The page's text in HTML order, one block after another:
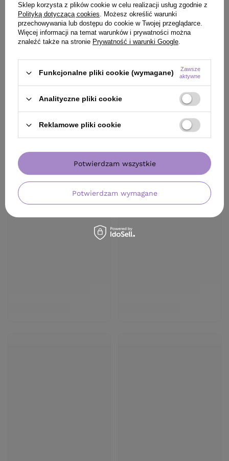
ZADAJ PYTANIE
OPINIE (0)
Sklep korzysta z plików cookie w celu realizacji usług zgodnie z
Polityką dotyczącą cookies. Możesz określić warunki
przechowywania lub dostępu do cookie w Twojej przeglądarce.
Więcej informacji na temat warunków i prywatności można
znaleźć także na stronie Prywatność i warunki Google.
Funkcjonalne pliki cookie (wymagane)
Zawsze
aktywne
Analityczne pliki cookie
Reklamowe pliki cookie
Potwierdzam wymagane
Potwierdzam wszystkie